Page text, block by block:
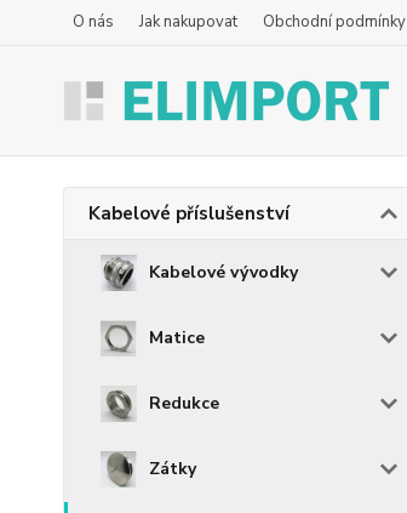
O nás Jak nakupovat Obchodní podmínky
Kabelové příslušenství
Kabelové vývodky
Matice
Redukce
Zátky